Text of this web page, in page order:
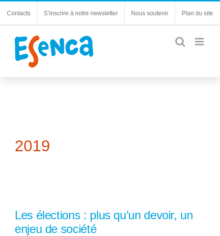
Contacts S’inscrire à notre newsletter Nous soutenir Plan du site
2019
Les élections : plus qu’un devoir, un
enjeu de société